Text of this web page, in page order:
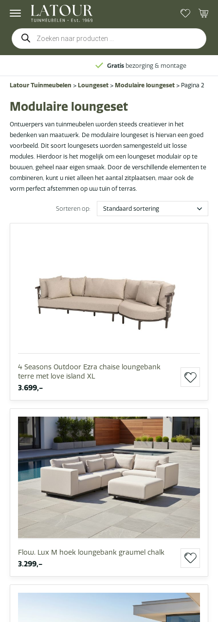
Producten
zoeken
bezorging & montage
Latour Tuinmeubelen > Loungeset > Modulaire loungeset > Pagina 2
Modulaire loungeset
Ontwerpers van tuinmeubelen worden steeds creatiever in het
bedenken van maatwerk. De modulaire loungeset is hiervan een goed
voorbeeld. Dit soort loungesets worden samengesteld uit losse
modules. Hierdoor is het mogelijk om een loungeset modulair op te
bouwen, geheel naar eigen smaak. Door de verschillende elementen te
combineren, kunt u niet alleen het aantal zitplaatsen, maar ook de
vorm perfect afstemmen op uw tuin of terras.
Sorteren op:
4 Seasons Outdoor Ezra chaise loungebank
terre met love island XL
3.699,-
Flow. Lux M hoek loungebank graumel chalk
3.299,-